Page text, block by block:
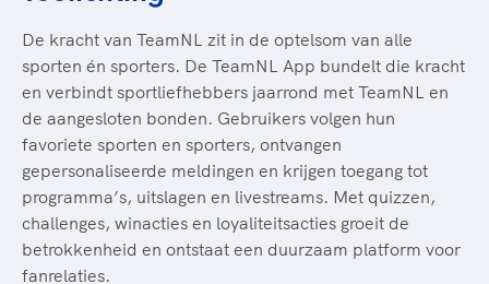
een rondje fietsen, door samen te skaten of naar
de sportschool te gaan. Door samen te juichen
voor Sifan Hassan, Rico Verhoeven, Diede de
Groot en het Nederlands Elftal. Of met trots te
genieten van de karatewedstrijd van je dochter,
de halve marathon van je moeder of de
hockeywedstrijd van je buurjongen.
Lees verder
Beroepskrachten
Samen voor een veilige
sportomgeving
Voor welk gedrag staat de club? Wat mag wel
langs de lijn, in de kleedkamer, kantine en online?
En wat mag vooral niet? Een gedragscode geeft
hier richting aan en is dus een belangrijk
De TeamNL Academie
De TeamNL Academie biedt een leer- en
ontwikkelprogramma voor de volgende functies
binnen TeamNL programma's: experts, coaches,
bestuurders, (technisch) directeuren, managers en
toekomstig kader.
Lees verder
De kracht van TeamNL zit in de optelsom van alle
sporten én sporters. De TeamNL App bundelt die kracht
en verbindt sportliefhebbers jaarrond met TeamNL en
de aangesloten bonden. Gebruikers volgen hun
favoriete sporten en sporters, ontvangen
gepersonaliseerde meldingen en krijgen toegang tot
programma’s, uitslagen en livestreams. Met quizzen,
challenges, winacties en loyaliteitsacties groeit de
betrokkenheid en ontstaat een duurzaam platform voor
fanrelaties.